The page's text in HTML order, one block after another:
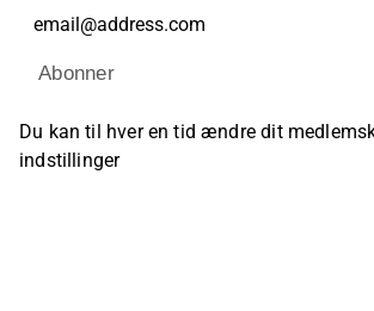
Abonner
Du kan til hver en tid ændre dit
indstillinger